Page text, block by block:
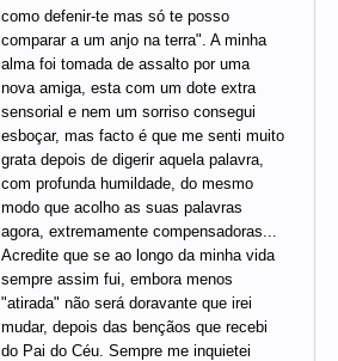
como defenir-te mas só te posso
comparar a um anjo na terra". A minha
alma foi tomada de assalto por uma
nova amiga, esta com um dote extra
sensorial e nem um sorriso consegui
esboçar, mas facto é que me senti muito
grata depois de digerir aquela palavra,
com profunda humildade, do mesmo
modo que acolho as suas palavras
agora, extremamente compensadoras...
Acredite que se ao longo da minha vida
sempre assim fui, embora menos
"atirada" não será doravante que irei
mudar, depois das bençãos que recebi
do Pai do Céu. Sempre me inquietei